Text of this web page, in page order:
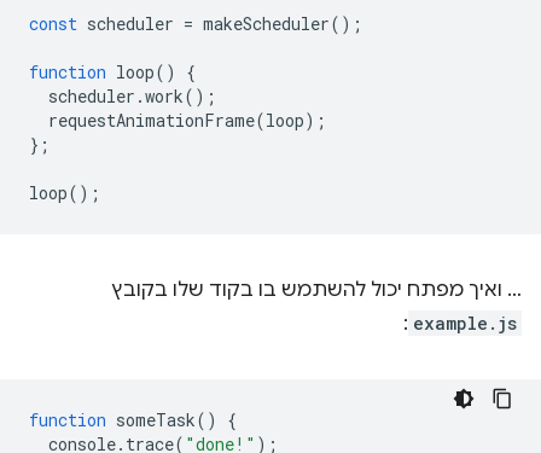
const scheduler = makeScheduler();
function loop()
{
scheduler .work();
requestAnimationFrame(loop);
};
loop();
… ואיך מפתח יכול להשתמש בו בקוד שלו בקובץ
example.js
:
function someTask()
{
console. trace( "done!" );